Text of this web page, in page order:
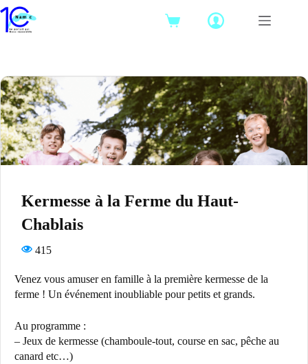
Passer
au
contenu
Panier
Kermesse à la Ferme du Haut-
Chablais
415
Venez vous amuser en famille à la première kermesse de la
ferme ! Un événement inoubliable pour petits et grands.
Au programme :
– Jeux de kermesse (chamboule-tout, course en sac, pêche au
canard etc…)